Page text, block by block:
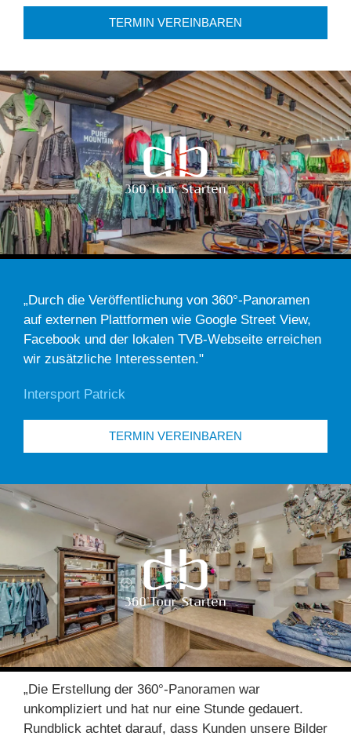
TERMIN VEREINBAREN
„Durch die Veröffentlichung von 360°-Panoramen
auf externen Plattformen wie Google Street View,
Facebook und der lokalen TVB-Webseite erreichen
wir zusätzliche Interessenten."
Intersport Patrick
TERMIN VEREINBAREN
„Die Erstellung der 360°-Panoramen war
unkompliziert und hat nur eine Stunde gedauert.
Rundblick achtet darauf, dass Kunden unsere Bilder